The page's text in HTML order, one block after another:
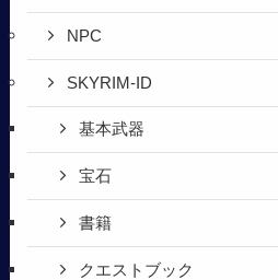
NPC
SKYRIM-ID
基本武器
宝石
書籍
クエストブック